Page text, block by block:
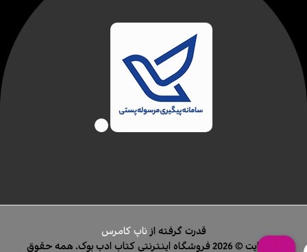
قدرت گرفته از ناپ کامرس
کپی رایت © 2026 فروشگاه اینترنتی کتاب ادب بوک. همه حقوق